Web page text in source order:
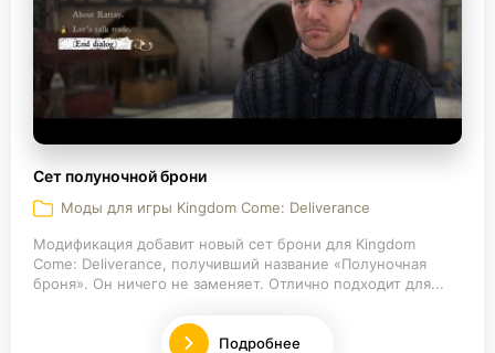
Сет полуночной брони
Моды для игры Kingdom Come: Deliverance
Модификация добавит новый сет брони для Kingdom
Come: Deliverance, получивший название «Полуночная
броня». Он ничего не заменяет. Отлично подходит для...
Подробнее